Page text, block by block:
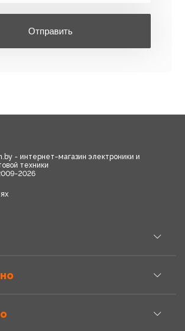
Отправить
- интернет-магазин электроники и
техники
2026